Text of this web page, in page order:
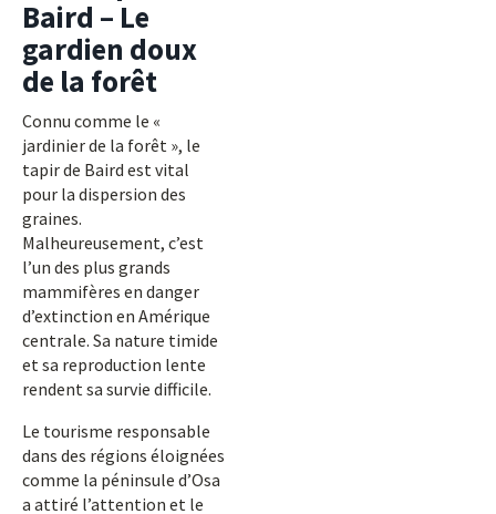
Baird – Le
gardien doux
de la forêt
Connu comme le «
jardinier de la forêt », le
tapir de Baird est vital
pour la dispersion des
graines.
Malheureusement, c’est
l’un des plus grands
mammifères en danger
d’extinction en Amérique
centrale. Sa nature timide
et sa reproduction lente
rendent sa survie difficile.
Le tourisme responsable
dans des régions éloignées
comme la péninsule d’Osa
a attiré l’attention et le